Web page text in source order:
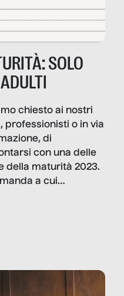
SOLO
chiesto ai nostri
professionisti o in via
di
con una delle
della maturità 2023.
a cui